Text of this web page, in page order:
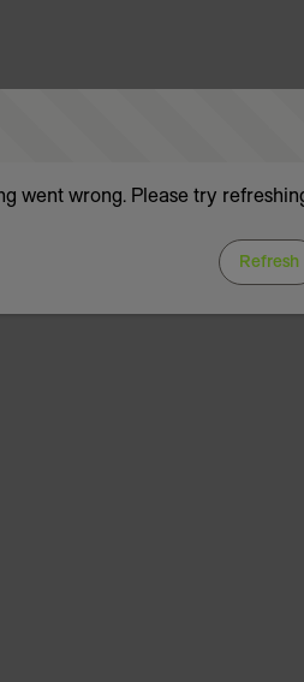
went wrong. Please try
Refresh